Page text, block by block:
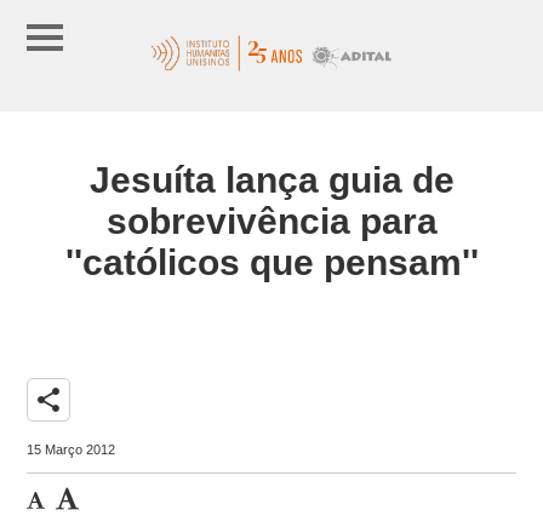
Jesuíta lança guia de
sobrevivência para
''católicos que pensam''
share
15 Março 2012